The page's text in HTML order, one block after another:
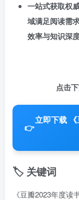
一站式获取权
域满足阅读需
效率与知识深
点击
👉
立即下载
🏷️ 关键词
《豆瓣2023年度